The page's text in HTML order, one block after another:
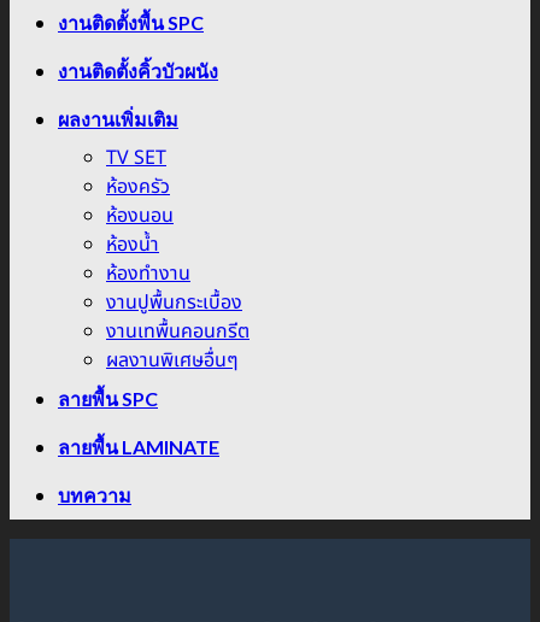
งานติดตั้งพื้น SPC
งานติดตั้งคิ้วบัวผนัง
ผลงานเพิ่มเติม
TV SET
ห้องครัว
ห้องนอน
ห้องน้ำ
ห้องทำงาน
งานปูพื้นกระเบื้อง
งานเทพื้นคอนกรีต
ผลงานพิเศษอื่นๆ
ลายพื้น SPC
ลายพื้น LAMINATE
บทความ